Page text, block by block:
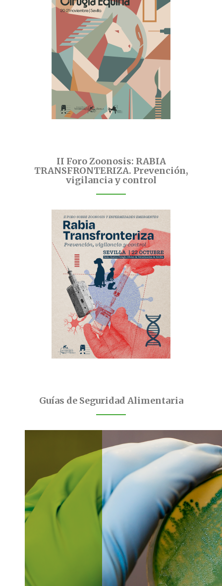
II Foro Zoonosis: RABIA
TRANSFRONTERIZA. Prevención,
vigilancia y control
Guías de Seguridad Alimentaria